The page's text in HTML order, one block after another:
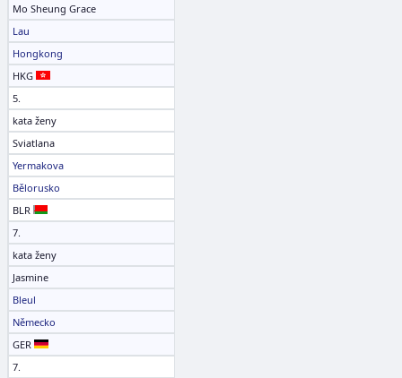
Mo Sheung Grace
Lau
Hongkong
HKG
5.
kata ženy
Sviatlana
Yermakova
Bělorusko
BLR
7.
kata ženy
Jasmine
Bleul
Německo
GER
7.